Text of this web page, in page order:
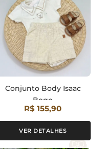
Conjunto Body Isaac
Bege
R$ 155,90
VER DETALHES